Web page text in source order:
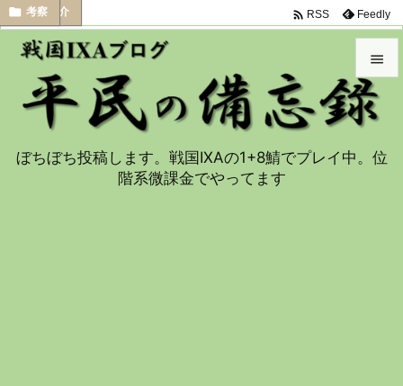


メニュ
サイド
 RSS Feedly
ぼちぼち投稿します。戦国IXAの1+8鯖でプレイ中。位
階系微課金でやってます
 武将紹介
 考察